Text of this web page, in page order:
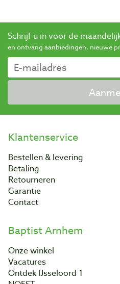
Schrijf u in voor de
en ontvang aanbiedingen, nieuwe
Klantenservice
Bestellen & levering
Betaling
Retourneren
Garantie
Contact
Baptist Arnhem
Onze winkel
Vacatures
Ontdek IJsseloord 1